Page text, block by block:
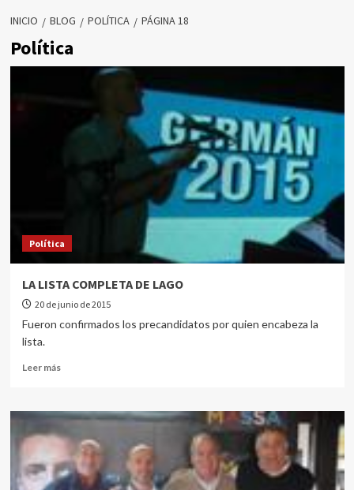
INICIO BLOG POLÍTICA PÁGINA 18
Política
Política
LA LISTA COMPLETA DE LAGO
20 de junio de 2015
Fueron confirmados los precandidatos por quien encabeza la
lista.
Leer más